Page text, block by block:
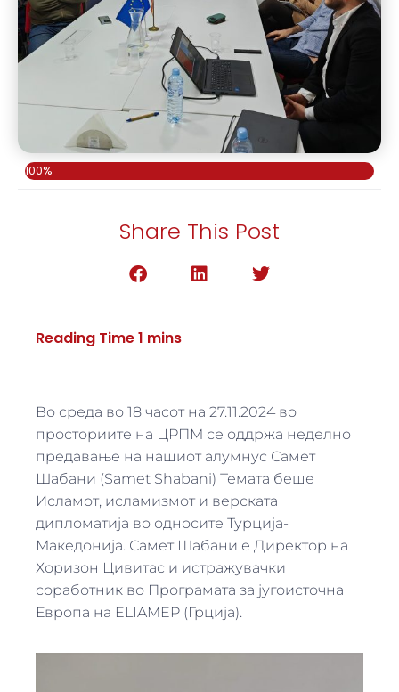
100%
Share This Post
Во среда во 18 часот на 27.11.2024 во
просториите на ЦРПМ се оддржа неделно
предавање на нашиот алумнус Самет
Шабани (Samet Shabani) Темата беше
Исламот, исламизмот и верската
дипломатија во односите Турција-
Македонија. Самет Шабани е Директор на
Хоризон Цивитас и истражувачки
соработник во Програмата за југоисточна
Европа на ELIAMEP (Грција).